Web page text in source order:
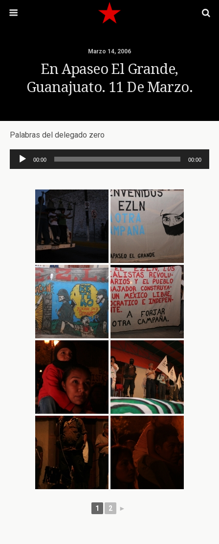
Marzo 14, 2006
En Apaseo El Grande,
Guanajuato. 11 De Marzo.
Palabras del delegado zero
Reproductor
de
00:00 00:00
1 2 ►